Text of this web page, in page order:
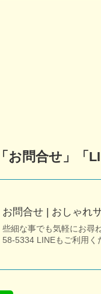
お問合せ」「
お問合せ | おしゃれ
些細な事でも気軽にお尋
58-5334 LINEもご利用く